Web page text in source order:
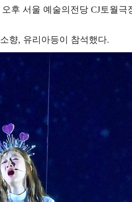
후 서울 예술의전당 CJ토월극
향, 유리아등이 참석했다.